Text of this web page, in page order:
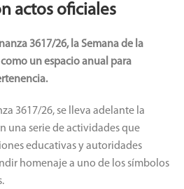
actos oficiales
3617/26, la Semana de la
un espacio anual para
3617/26, se lleva adelante la
una serie de actividades que
educativas y autoridades
homenaje a uno de los símbolos